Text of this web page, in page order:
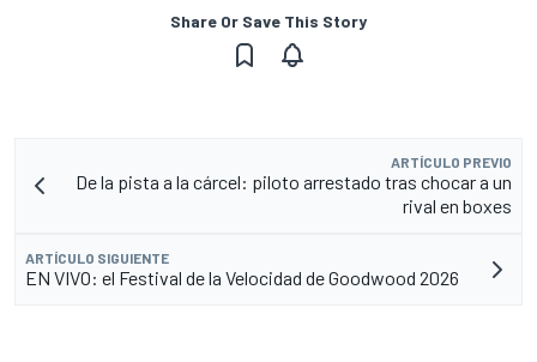
Share Or Save This Story
ARTÍCULO PREVIO
De la pista a la cárcel: piloto arrestado tras chocar a un
rival en boxes
ARTÍCULO SIGUIENTE
EN VIVO: el Festival de la Velocidad de Goodwood 2026